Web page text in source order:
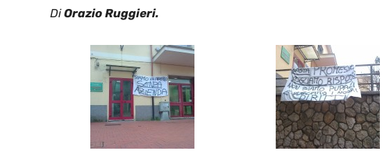
DiOrazio Ruggieri.